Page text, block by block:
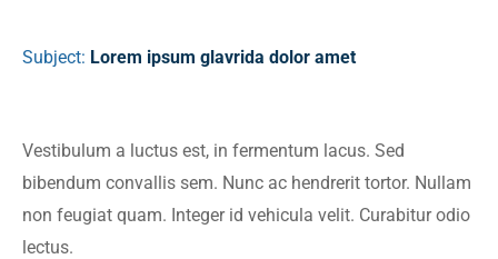
Subject: Lorem ipsum glavrida dolor amet
Vestibulum a luctus est, in fermentum lacus. Sed
bibendum convallis sem. Nunc ac hendrerit tortor. Nullam
non feugiat quam. Integer id vehicula velit. Curabitur odio
lectus.